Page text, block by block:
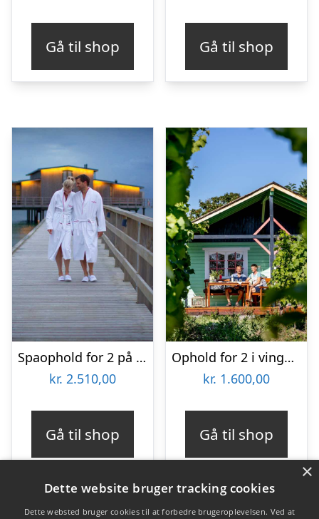
Gå til shop Gå til shop
Spaophold for 2 på Hotel Skansen
kr. 2.510,00
Gå til shop
Ophold for 2 i vingårdshytte på Fejø
kr. 1.600,00
Gå til shop
×
Dette website bruger tracking cookies
Dette websted bruger cookies til at forbedre brugeroplevelsen. Ved at